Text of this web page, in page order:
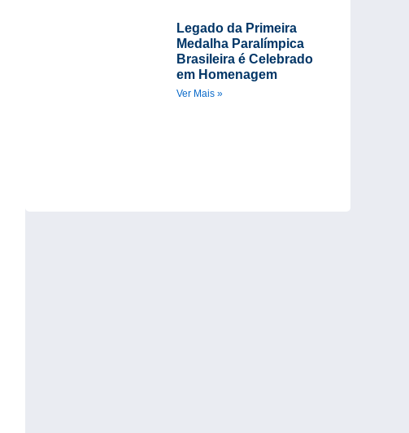
Legado da Primeira
Medalha Paralímpica
Brasileira é Celebrado
em Homenagem
Ver Mais »